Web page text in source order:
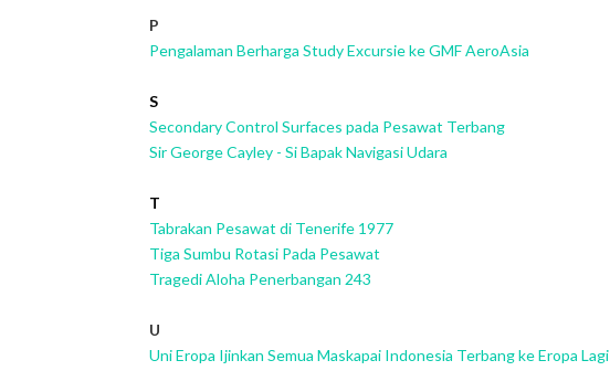
P
Pengalaman Berharga Study Excursie ke GMF AeroAsia
S
Secondary Control Surfaces pada Pesawat Terbang
Sir George Cayley - Si Bapak Navigasi Udara
T
Tabrakan Pesawat di Tenerife 1977
Tiga Sumbu Rotasi Pada Pesawat
Tragedi Aloha Penerbangan 243
U
Uni Eropa Ijinkan Semua Maskapai Indonesia Terbang ke Eropa Lagi